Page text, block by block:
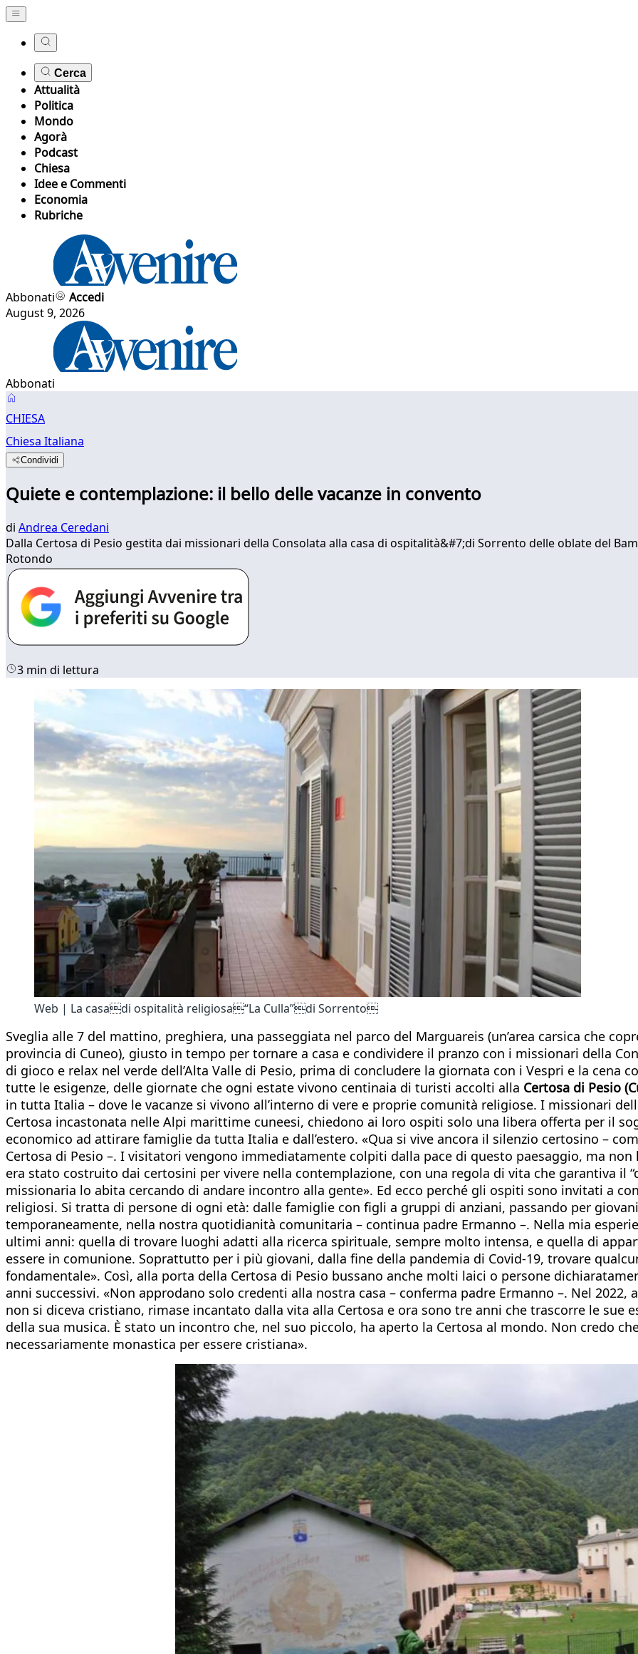
Cerca
Attualità
Politica
Mondo
Agorà
Podcast
Chiesa
Idee e Commenti
Economia
Rubriche
Abbonati
Accedi
August 9, 2026
Abbonati
CHIESA
Chiesa Italiana
Condividi
Quiete e contemplazione: il bello delle vacanze in convento
di Andrea Ceredani
Dalla Certosa di Pesio gestita dai missionari della Consolata alla casa di ospitalità&#7;di Sorrento delle oblate del
Rotondo
3 min di lettura
Web | La casadi ospitalità religiosa“La Culla”di Sorrento
Sveglia alle 7 del mattino, preghiera, una passeggiata nel parco del Marguareis (un’area carsica che
provincia di Cuneo), giusto in tempo per tornare a casa e condividere il pranzo con i missionari della
di gioco e relax nel verde dell’Alta Valle di Pesio, prima di concludere la giornata con i Vespri e la cena
tutte le esigenze, delle giornate che ogni estate vivono centinaia di turisti accolti alla Certosa di Pesio
in tutta Italia – dove le vacanze si vivono all’interno di vere e proprie comunità religiose. I missionari
Certosa incastonata nelle Alpi marittime cuneesi, chiedono ai loro ospiti solo una libera offerta per il
economico ad attirare famiglie da tutta Italia e dall’estero. «Qua si vive ancora il silenzio certosino –
Certosa di Pesio –. I visitatori vengono immediatamente colpiti dalla pace di questo paesaggio, ma
era stato costruito dai certosini per vivere nella contemplazione, con una regola di vita che garantiva il
missionaria lo abita cercando di andare incontro alla gente». Ed ecco perché gli ospiti sono invitati a
religiosi. Si tratta di persone di ogni età: dalle famiglie con figli a gruppi di anziani, passando per
temporaneamente, nella nostra quotidianità comunitaria – continua padre Ermanno –. Nella mia
ultimi anni: quella di trovare luoghi adatti alla ricerca spirituale, sempre molto intensa, e quella di
essere in comunione. Soprattutto per i più giovani, dalla fine della pandemia di Covid-19, trovare
fondamentale». Così, alla porta della Certosa di Pesio bussano anche molti laici o persone
anni successivi. «Non approdano solo credenti alla nostra casa – conferma padre Ermanno –. Nel
non si diceva cristiano, rimase incantato dalla vita alla Certosa e ora sono tre anni che trascorre le sue
della sua musica. È stato un incontro che, nel suo piccolo, ha aperto la Certosa al mondo. Non credo
necessariamente monastica per essere cristiana».